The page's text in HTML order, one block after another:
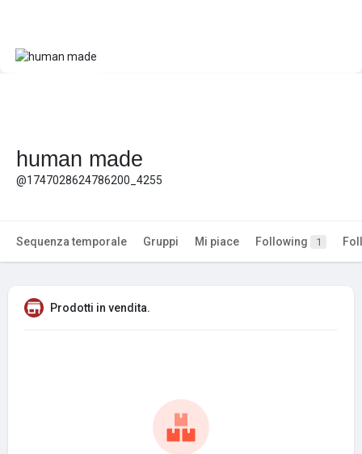
human made
@1747028624786200_4255
Sequenza temporale Gruppi Mi piace Following 1
Prodotti in vendita.